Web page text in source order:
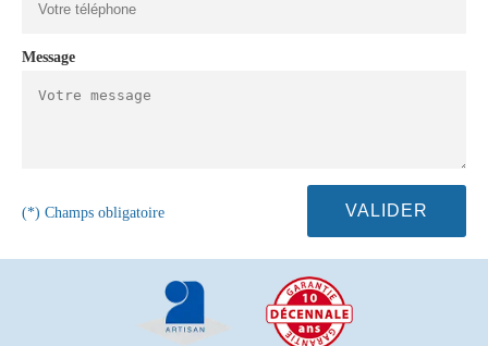
Message
(*) Champs obligatoire